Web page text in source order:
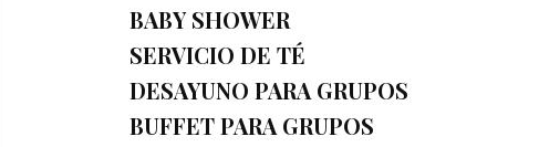
BABY SHOWER
SERVICIO DE TÉ
DESAYUNO PARA GRUPOS
BUFFET PARA GRUPOS